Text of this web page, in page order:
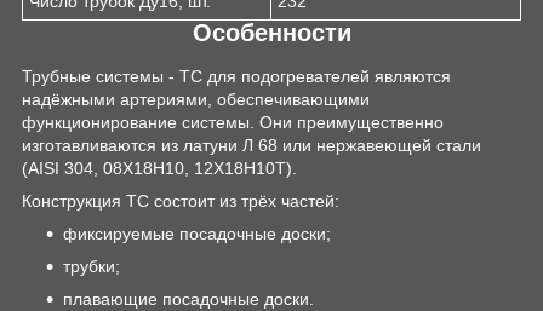
Особенности
Трубные системы - ТС для подогревателей являются
надёжными артериями, обеспечивающими
функционирование системы. Они преимущественно
изготавливаются из латуни Л 68 или нержавеющей стали
(AISI 304, 08Х18Н10, 12Х18Н10Т).
Конструкция ТС состоит из трёх частей:
фиксируемые посадочные доски;
трубки;
плавающие посадочные доски.